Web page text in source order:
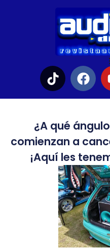
¿A qué
comienzan a
¡Aquí les